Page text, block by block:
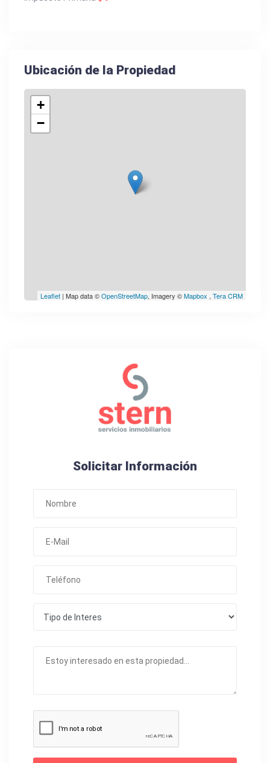
Ubicación de la Propiedad
+
−
Leaflet | Map data ©OpenStreetMap, Imagery ©Mapbox , Tera CRM
Solicitar Información